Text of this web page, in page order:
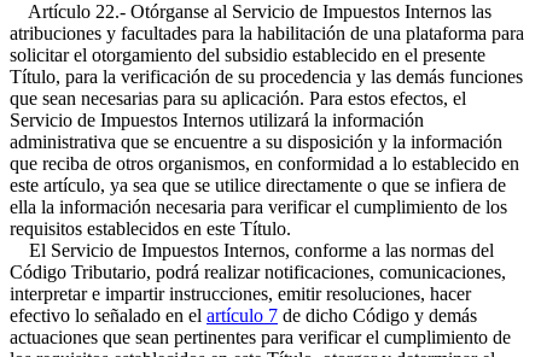
Artículo 22.- Otórganse al Servicio de Impuestos Internos las
atribuciones y facultades para la habilitación de una plataforma para
solicitar el otorgamiento del subsidio establecido en el presente
Título, para la verificación de su procedencia y las demás funciones
que sean necesarias para su aplicación. Para estos efectos, el
Servicio de Impuestos Internos utilizará la información
administrativa que se encuentre a su disposición y la información
que reciba de otros organismos, en conformidad a lo establecido en
este artículo, ya sea que se utilice directamente o que se infiera de
ella la información necesaria para verificar el cumplimiento de los
requisitos establecidos en este Título.
El Servicio de Impuestos Internos, conforme a las normas del
Código Tributario, podrá realizar notificaciones, comunicaciones,
interpretar e impartir instrucciones, emitir resoluciones, hacer
efectivo lo señalado en el artículo 7 de dicho Código y demás
actuaciones que sean pertinentes para verificar el cumplimiento de